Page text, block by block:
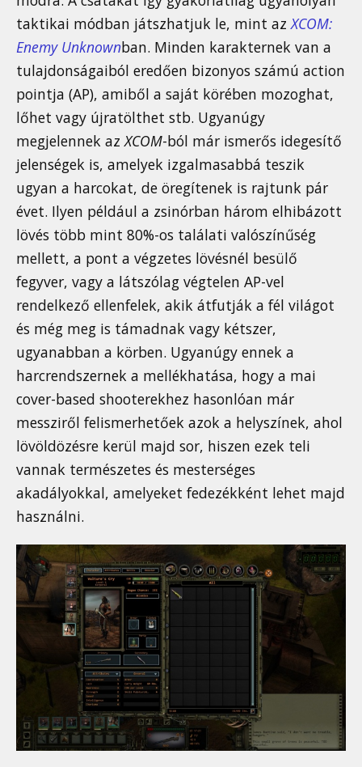
taktikai módban játszhatjuk le, mint az XCOM:
Enemy Unknownban. Minden karakternek van a
tulajdonságaiból eredően bizonyos számú action
pointja (AP), amiből a saját körében mozoghat,
lőhet vagy újratölthet stb. Ugyanúgy
megjelennek az XCOM-ból már ismerős idegesítő
jelenségek is, amelyek izgalmasabbá teszik
ugyan a harcokat, de öregítenek is rajtunk pár
évet. Ilyen például a zsinórban három elhibázott
lövés több mint 80%-os találati valószínűség
mellett, a pont a végzetes lövésnél besülő
fegyver, vagy a látszólag végtelen AP-vel
rendelkező ellenfelek, akik átfutják a fél világot
és még meg is támadnak vagy kétszer,
ugyanabban a körben. Ugyanúgy ennek a
harcrendszernek a mellékhatása, hogy a mai
cover-based shooterekhez hasonlóan már
messziről felismerhetőek azok a helyszínek, ahol
lövöldözésre kerül majd sor, hiszen ezek teli
vannak természetes és mesterséges
akadályokkal, amelyeket fedezékként lehet majd
használni.